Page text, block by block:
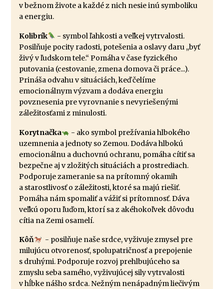
v bežnom živote a každé z nich nesie inú symboliku
a energiu.
Kolibrík
- symbol ľahkosti a veľkej vytrvalosti.
Posilňuje pocity radosti, potešenia a oslavy daru ,,byť
živý v ľudskom tele.“ Pomáha v čase fyzického
putovania (cestovanie, zmena domova či práce...).
Prináša odvahu v situáciách, keď čelíme
emocionálnym výzvam a dodáva energiu
povznesenia pre vyrovnanie s nevyriešenými
záležitosťami z minulosti.
Korytnačka
- ako symbol prežívania hlbokého
uzemnenia a jednoty so Zemou. Dodáva hlbokú
emocionálnu a duchovnú ochranu, pomáha cítiť sa
bezpečne aj v zložitých situáciách a prostrediach.
Podporuje zameranie sa na prítomný okamih
a starostlivosť o záležitosti, ktoré sa majú riešiť.
Pomáha nám spomaliť a vážiť si prítomnosť. Dáva
veľkú oporu ľuďom, ktorí sa z akéhokoľvek dôvodu
cítia na Zemi osamelí.
Kôň
- posilňuje naše srdce, vyživuje zmysel pre
milujúcu otvorenosť, spolupatričnosť a prepojenie
s druhými. Podporuje rozvoj prehlbujúceho sa
zmyslu seba samého, vyživujúcej sily vytrvalosti
v hĺbke nášho srdca. Nežným nenápadným liečivým